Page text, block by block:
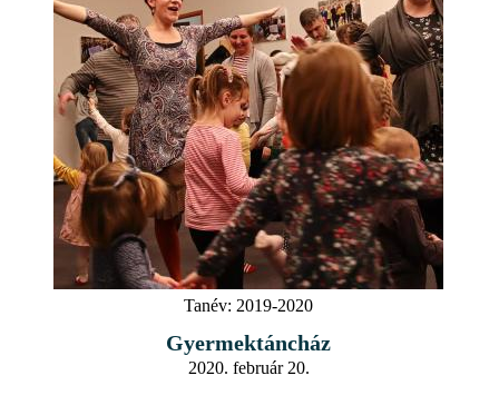
Tanév: 2019-2020
Gyermektáncház
2020. február 20.